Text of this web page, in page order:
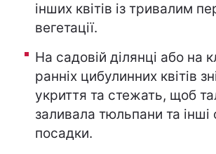
інших квітів із тривалим
вегетації.
На садовій ділянці або на
ранніх цибулинних квітів
укриття та стежать, щоб
заливала тюльпани та інші
посадки.